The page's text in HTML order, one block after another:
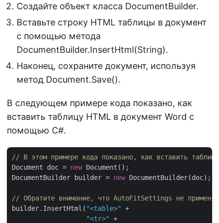
Создайте объект класса DocumentBuilder.
Вставьте строку HTML таблицы в документ
с помощью метода
DocumentBuilder.InsertHtml(String).
Наконец, сохраните документ, используя
метод Document.Save().
В следующем примере кода показано, как
вставить таблицу HTML в документ Word с
помощью C#.
// В этом примере кода показано, как вставить
Document doc = new Document();
DocumentBuilder builder = new DocumentBuilder(doc);
// Обратите внимание, что AutoFitSettings не
builder.InsertHtml( "<table>"
+
"<tr>"
+